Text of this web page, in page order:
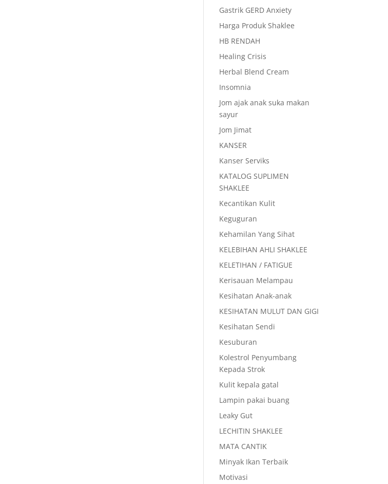
Gastrik GERD Anxiety
Harga Produk Shaklee
HB RENDAH
Healing Crisis
Herbal Blend Cream
Insomnia
Jom ajak anak suka makan
sayur
Jom Jimat
KANSER
Kanser Serviks
KATALOG SUPLIMEN
SHAKLEE
Kecantikan Kulit
Keguguran
Kehamilan Yang Sihat
KELEBIHAN AHLI SHAKLEE
KELETIHAN / FATIGUE
Kerisauan Melampau
Kesihatan Anak-anak
KESIHATAN MULUT DAN GIGI
Kesihatan Sendi
Kesuburan
Kolestrol Penyumbang
Kepada Strok
Kulit kepala gatal
Lampin pakai buang
Leaky Gut
LECHITIN SHAKLEE
MATA CANTIK
Minyak Ikan Terbaik
Motivasi